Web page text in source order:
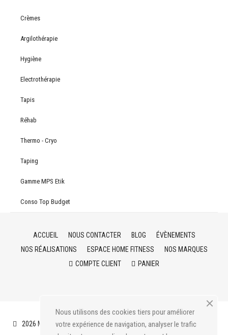
Crèmes
Argilothérapie
Hygiène
Electrothérapie
Tapis
Réhab
Thermo - Cryo
Taping
Gamme MPS Etik
Conso Top Budget
ACCUEIL NOUS CONTACTER BLOG
ÉVÈNEMENTS
NOS RÉALISATIONS
ESPACE HOME FITNESS
NOS MARQUES
COMPTE CLIENT
PANIER
2026 Medical Pro Service Mentions légales CGV Livraison
Nous utilisons des cookies tiers pour améliorer
votre expérience de navigation, analyser le trafic